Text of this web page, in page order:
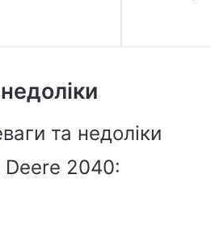
та недоліки
Deere 2040: